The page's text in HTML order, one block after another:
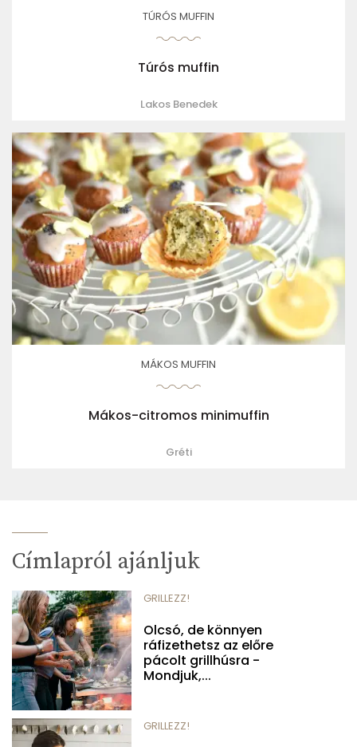
TÚRÓS MUFFIN
Túrós muffin
Lakos Benedek
MÁKOS MUFFIN
Mákos-citromos minimuffin
Gréti
Címlapról ajánljuk
GRILLEZZ!
Olcsó, de könnyen
ráfizethetsz az előre
pácolt grillhúsra -
Mondjuk,...
GRILLEZZ!